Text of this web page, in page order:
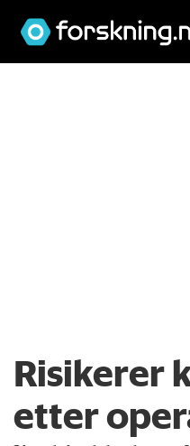
Risikerer
etter